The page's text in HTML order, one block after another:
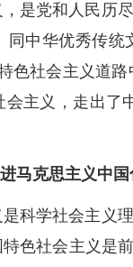
是党和人民历
同中华优秀传
色社会主义道
主义，走出了
马克思主义中
科学社会主义
色社会主义是